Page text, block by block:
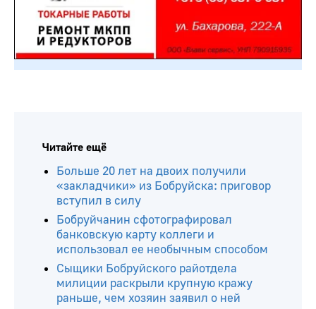
Читайте ещё
Больше 20 лет на двоих получили
«закладчики» из Бобруйска: приговор
вступил в силу
Бобруйчанин сфотографировал
банковскую карту коллеги и
использовал ее необычным способом
Сыщики Бобруйского райотдела
милиции раскрыли крупную кражу
раньше, чем хозяин заявил о ней